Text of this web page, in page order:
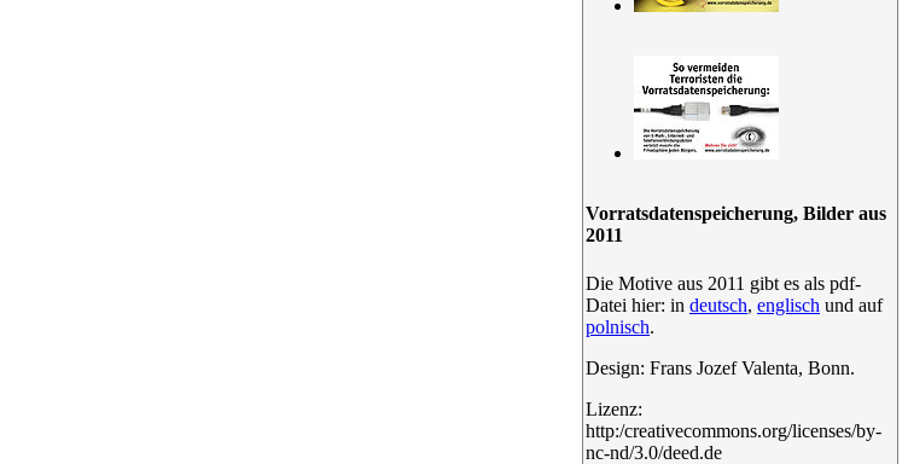
Vorratsdatenspeicherung, Bilder aus
2011
Die Motive aus 2011 gibt es als pdf-
Datei hier: in deutsch, englisch und auf
polnisch.
Design: Frans Jozef Valenta, Bonn.
Lizenz:
http:/creativecommons.org/licenses/by-
nc-nd/3.0/deed.de